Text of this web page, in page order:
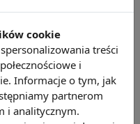
cookie
treści
i
Informacje o tym, jak
partnerom
i analitycznym.